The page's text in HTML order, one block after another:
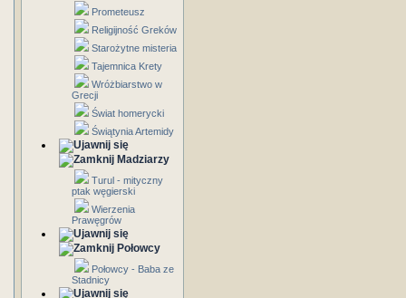
Prometeusz
Religijność Greków
Starożytne misteria
Tajemnica Krety
Wróżbiarstwo w
Grecji
Świat homerycki
Świątynia Artemidy
Madziarzy
Turul - mityczny
ptak węgierski
Wierzenia
Prawęgrów
Połowcy
Połowcy - Baba ze
Stadnicy